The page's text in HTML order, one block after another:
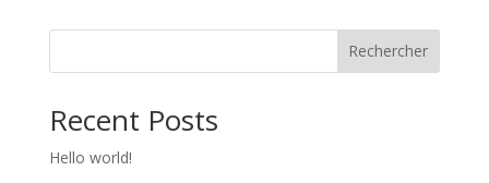
Rechercher
Recent Posts
Hello world!